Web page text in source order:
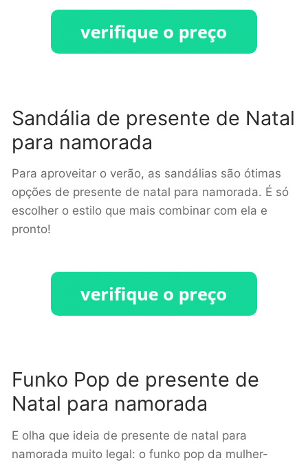
Sandália de presente de Natal
para namorada
Para aproveitar o verão, as sandálias são ótimas
opções de presente de natal para namorada. É só
escolher o estilo que mais combinar com ela e
pronto!
Funko Pop de presente de
Natal para namorada
E olha que ideia de presente de natal para
namorada muito legal: o funko pop da mulher-